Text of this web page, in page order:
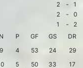
2 -
1
2 -
0
1 -
2
N P GF GS
DR
9 4 53 24
29
5 50 33
17